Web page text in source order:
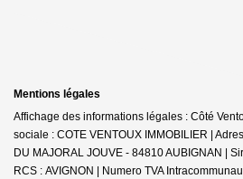
Mentions légales
Affichage des informations légales : Côté
sociale : COTE VENTOUX IMMOBILIER |
DU MAJORAL JOUVE - 84810 AUBIGNAN |
RCS : AVIGNON | Numero TVA